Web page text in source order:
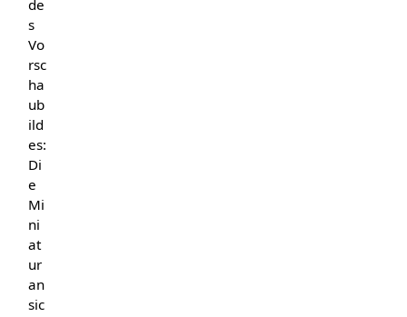
de
s
Vo
rsc
ha
ub
ild
es:
Di
e
Mi
ni
at
ur
an
sic